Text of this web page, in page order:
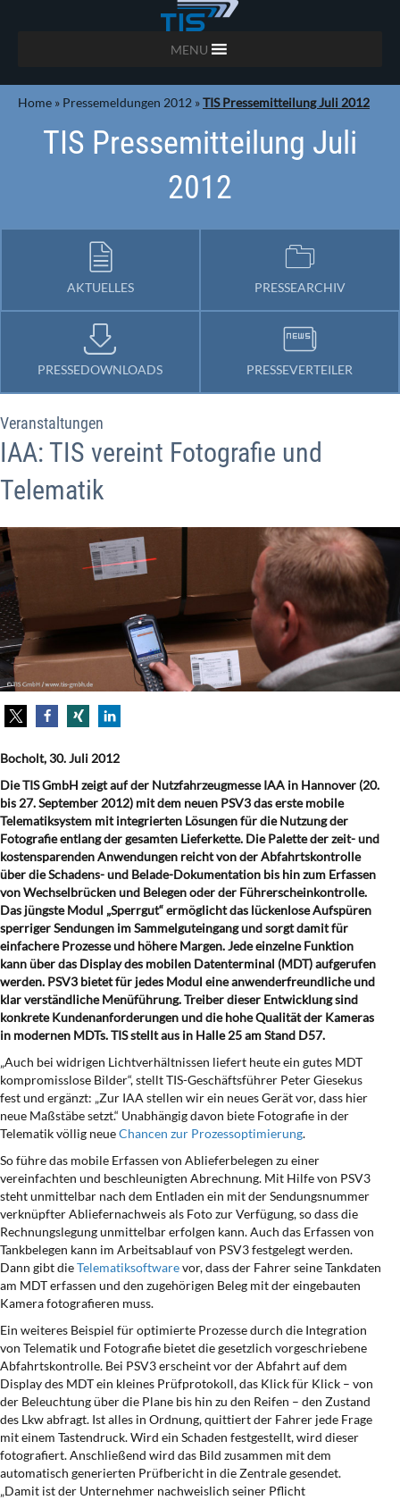
MENU
Home » Pressemeldungen 2012 »TIS Pressemitteilung Juli 2012
TIS Pressemitteilung Juli
2012
AKTUELLES PRESSEARCHIV
PRESSEDOWNLOADS PRESSEVERTEILER
Veranstaltungen
IAA: TIS vereint Fotografie und
Telematik
Bocholt, 30. Juli 2012
Die TIS GmbH zeigt auf der Nutzfahrzeugmesse IAA in Hannover (20.
bis 27. September 2012) mit dem neuen PSV3 das erste mobile
Telematiksystem mit integrierten Lösungen für die Nutzung der
Fotografie entlang der gesamten Lieferkette. Die Palette der zeit- und
kostensparenden Anwendungen reicht von der Abfahrtskontrolle
über die Schadens- und Belade-Dokumentation bis hin zum Erfassen
von Wechselbrücken und Belegen oder der Führerscheinkontrolle.
Das jüngste Modul „Sperrgut“ ermöglicht das lückenlose Aufspüren
sperriger Sendungen im Sammelguteingang und sorgt damit für
einfachere Prozesse und höhere Margen. Jede einzelne Funktion
kann über das Display des mobilen Datenterminal (MDT) aufgerufen
werden. PSV3 bietet für jedes Modul eine anwenderfreundliche und
klar verständliche Menüführung. Treiber dieser Entwicklung sind
konkrete Kundenanforderungen und die hohe Qualität der Kameras
in modernen MDTs. TIS stellt aus in Halle 25 am Stand D57.
„Auch bei widrigen Lichtverhältnissen liefert heute ein gutes MDT
kompromisslose Bilder“, stellt TIS-Geschäftsführer Peter Giesekus
fest und ergänzt: „Zur IAA stellen wir ein neues Gerät vor, dass hier
neue Maßstäbe setzt.“ Unabhängig davon biete Fotografie in der
Telematik völlig neueChancen zur Prozessoptimierung.
So führe das mobile Erfassen von Ablieferbelegen zu einer
vereinfachten und beschleunigten Abrechnung. Mit Hilfe von PSV3
steht unmittelbar nach dem Entladen ein mit der Sendungsnummer
verknüpfter Abliefernachweis als Foto zur Verfügung, so dass die
Rechnungslegung unmittelbar erfolgen kann. Auch das Erfassen von
Tankbelegen kann im Arbeitsablauf von PSV3 festgelegt werden.
Dann gibt dieTelematiksoftwarevor, dass der Fahrer seine Tankdaten
am MDT erfassen und den zugehörigen Beleg mit der eingebauten
Kamera fotografieren muss.
Ein weiteres Beispiel für optimierte Prozesse durch die Integration
von Telematik und Fotografie bietet die gesetzlich vorgeschriebene
Abfahrtskontrolle. Bei PSV3 erscheint vor der Abfahrt auf dem
Display des MDT ein kleines Prüfprotokoll, das Klick für Klick – von
der Beleuchtung über die Plane bis hin zu den Reifen – den Zustand
des Lkw abfragt. Ist alles in Ordnung, quittiert der Fahrer jede Frage
mit einem Tastendruck. Wird ein Schaden festgestellt, wird dieser
fotografiert. Anschließend wird das Bild zusammen mit dem
automatisch generierten Prüfbericht in die Zentrale gesendet.
„Damit ist der Unternehmer nachweislich seiner Pflicht